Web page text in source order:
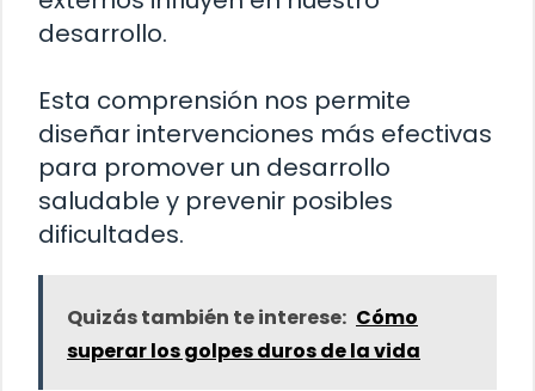
desarrollo.
Esta comprensión nos permite
diseñar intervenciones más efectivas
para promover un desarrollo
saludable y prevenir posibles
dificultades.
Quizás también te interese: Cómo
superar los golpes duros de la vida